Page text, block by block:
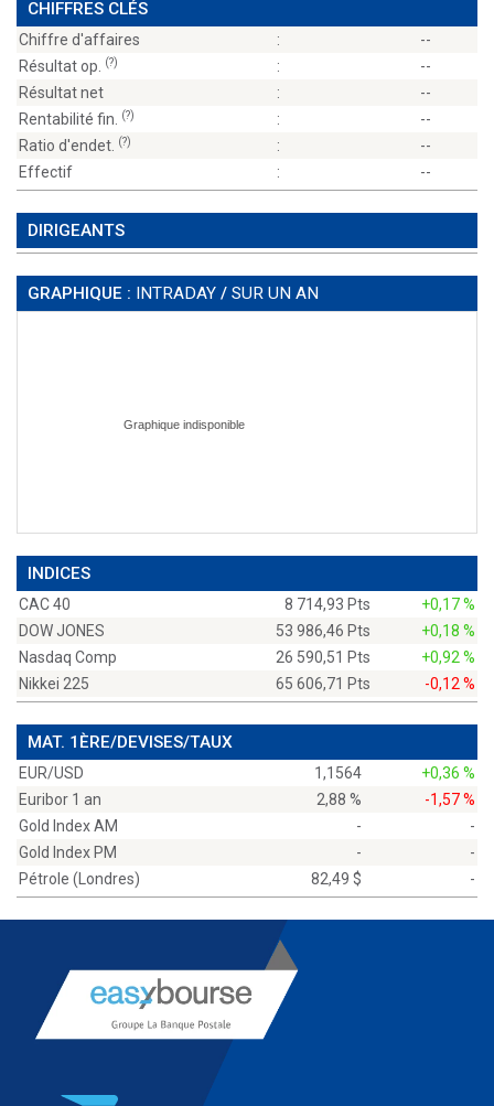
CHIFFRES CLÉS
Chiffre d'affaires :
--
Résultat op.
(?) :
--
Résultat net
:
--
Rentabilité fin.
(?) :
--
Ratio d'endet. (?) :
--
Effectif
: --
DIRIGEANTS
GRAPHIQUE : INTRADAY / SUR UN AN
INDICES
CAC 40 8 714,93 Pts
+0,17 %
DOW JONES
53 986,46 Pts
+0,18 %
Nasdaq Comp
26 590,51 Pts
+0,92 %
Nikkei 225
65 606,71 Pts -0,12 %
MAT. 1ÈRE/DEVISES/TAUX
EUR/USD 1,1564
+0,36 %
Euribor 1 an
2,88 %
-1,57 %
Gold Index AM
-
-
Gold Index PM
-
-
Pétrole (Londres)
82,49 $ -